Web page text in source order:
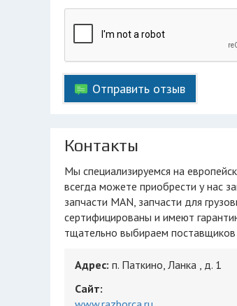
Отправить отзыв
Контакты
Мы специализируемся на европейских грузовых автомобилях, таких как: Scania, MAN, Mercedes-Benz , Volvo, DAF, Iveco. Вы
всегда можете приобрести у нас
запчасти MAN, запчасти для
сертифицированы и имеют
тщательно выбираем поставщиков
Адрес: п. Паткино, Ланка , д. 1
Сайт: